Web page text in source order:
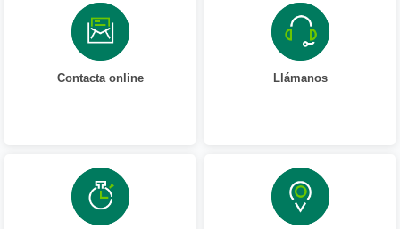
Contacta online Llámanos